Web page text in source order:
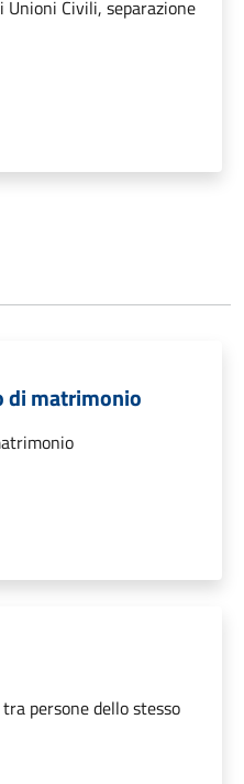
Civili, separazione
di matrimonio
persone dello stesso